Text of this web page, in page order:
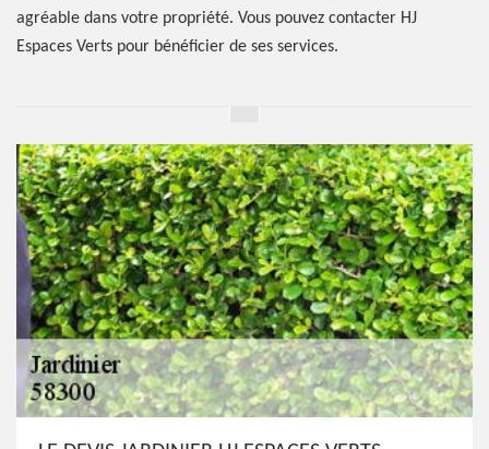
agréable dans votre propriété. Vous pouvez contacter HJ
Espaces Verts pour bénéficier de ses services.